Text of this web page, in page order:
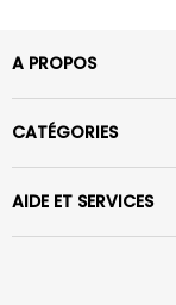
A PROPOS
CATÉGORIES
AIDE ET SERVICES